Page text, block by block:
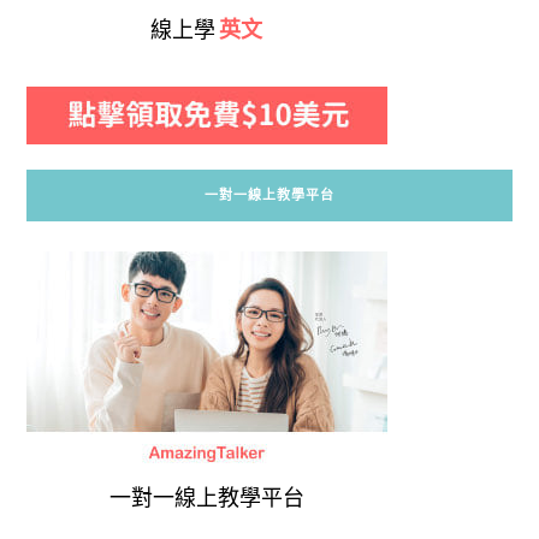
線上學 英文
一對一線上教學平台
一對一線上教學平台